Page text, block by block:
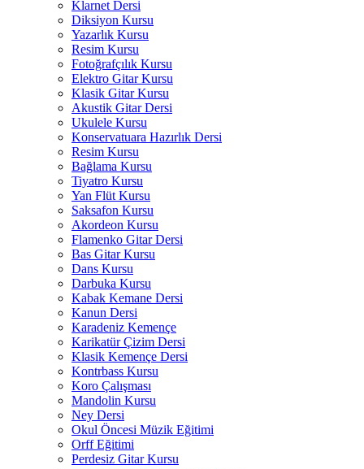
Klarnet Dersi
Diksiyon Kursu
Yazarlık Kursu
Resim Kursu
Fotoğrafçılık Kursu
Elektro Gitar Kursu
Klasik Gitar Kursu
Akustik Gitar Dersi
Ukulele Kursu
Konservatuara Hazırlık Dersi
Resim Kursu
Bağlama Kursu
Tiyatro Kursu
Yan Flüt Kursu
Saksafon Kursu
Akordeon Kursu
Flamenko Gitar Dersi
Bas Gitar Kursu
Dans Kursu
Darbuka Kursu
Kabak Kemane Dersi
Kanun Dersi
Karadeniz Kemençe
Karikatür Çizim Dersi
Klasik Kemençe Dersi
Kontrbass Kursu
Koro Çalışması
Mandolin Kursu
Ney Dersi
Okul Öncesi Müzik Eğitimi
Orff Eğitimi
Perdesiz Gitar Kursu